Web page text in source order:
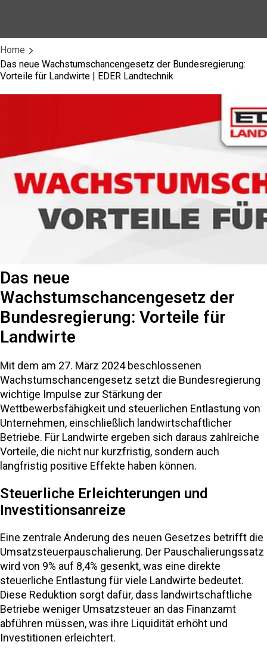
Home
Das neue Wachstumschancengesetz der Bundesregierung:
Vorteile für Landwirte | EDER Landtechnik
Das neue
Wachstumschancengesetz der
Bundesregierung: Vorteile für
Landwirte
Mit dem am 27. März 2024 beschlossenen
Wachstumschancengesetz setzt die Bundesregierung
wichtige Impulse zur Stärkung der
Wettbewerbsfähigkeit und steuerlichen Entlastung von
Unternehmen, einschließlich landwirtschaftlicher
Betriebe. Für Landwirte ergeben sich daraus zahlreiche
Vorteile, die nicht nur kurzfristig, sondern auch
langfristig positive Effekte haben können.
Steuerliche Erleichterungen und
Investitionsanreize
Eine zentrale Änderung des neuen Gesetzes betrifft die
Umsatzsteuerpauschalierung. Der Pauschalierungssatz
wird von 9% auf 8,4% gesenkt, was eine direkte
steuerliche Entlastung für viele Landwirte bedeutet.
Diese Reduktion sorgt dafür, dass landwirtschaftliche
Betriebe weniger Umsatzsteuer an das Finanzamt
abführen müssen, was ihre Liquidität erhöht und
Investitionen erleichtert​.